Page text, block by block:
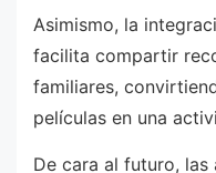
Asimismo, la
facilita compartir
familiares,
películas en una
De cara al futuro, las